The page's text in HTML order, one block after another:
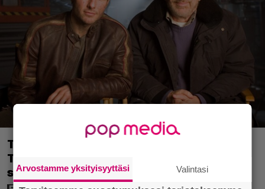
Tänään tv:ssä: Steven Spielbergin ja
Tom Cruisen kaveruus loppui 21 vuotta
sitten – Syynä Cruisen nolo käytös
Arvostamme yksityisyyttäsi Valintasi